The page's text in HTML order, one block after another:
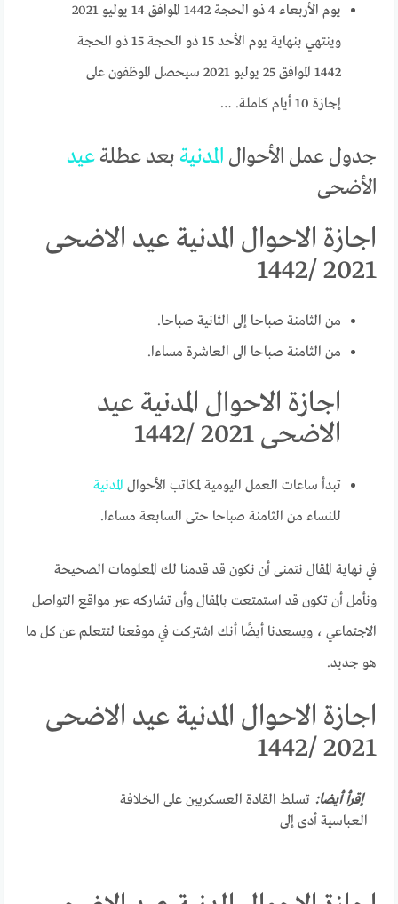
يوم الأربعاء 4 ذو الحجة 1442 الموافق 14 يوليو 2021
وينتهي بنهاية يوم الأحد 15 ذو الحجة 15 ذو الحجة
1442 الموافق 25 يوليو 2021 سيحصل الموظفون على
إجازة 10 أيام كاملة. …
جدول عمل الأحوال المدنية بعد عطلةعيد
الأضحى
اجازة الاحوال المدنية عيد الاضحى
2021 /1442
من الثامنة صباحا إلى الثانية صباحا.
من الثامنة صباحا الى العاشرة مساءا.
اجازة الاحوال المدنية عيد
الاضحى 2021 /1442
تبدأ ساعات العمل اليومية لمكاتب الأحوال المدنية
للنساء من الثامنة صباحا حتى السابعة مساءا.
في نهاية المقال نتمنى أن نكون قد قدمنا ​​لك المعلومات الصحيحة
ونأمل أن تكون قد استمتعت بالمقال وأن تشاركه عبر مواقع التواصل
الاجتماعي ، ويسعدنا أيضًا أنك اشتركت في موقعنا لتتعلم عن كل ما
هو جديد.
اجازة الاحوال المدنية عيد الاضحى
2021 /1442
إقرأ أيضا: تسلط القادة العسكريين على الخلافة
العباسية أدى إلى